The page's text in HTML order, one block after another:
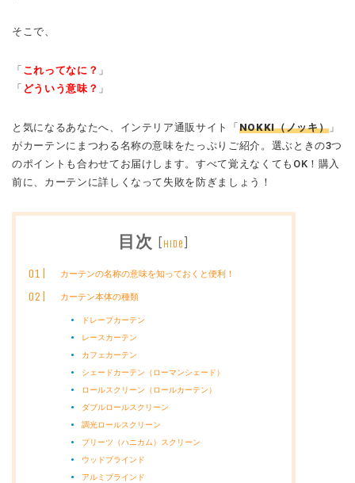
そこで、
「 これってなに？ 」
「 どういう意味？ 」
と気になるあなたへ、インテリア通販サイト「 NOKKI（ノッキ） 」
がカーテンにまつわる名称の意味をたっぷりご紹介。選ぶときの3つ
のポイントも合わせてお届けします。すべて覚えなくてもOK！購入
前に、カーテンに詳しくなって失敗を防ぎましょう！
目次 [hide]
カーテンの名称の意味を知っておくと便利！
カーテン本体の種類
ドレープカーテン
レースカーテン
カフェカーテン
シェードカーテン（ローマンシェード）
ロールスクリーン（ロールカーテン）
ダブルロールスクリーン
調光ロールスクリーン
プリーツ（ハニカム）スクリーン
ウッドブラインド
アルミブラインド